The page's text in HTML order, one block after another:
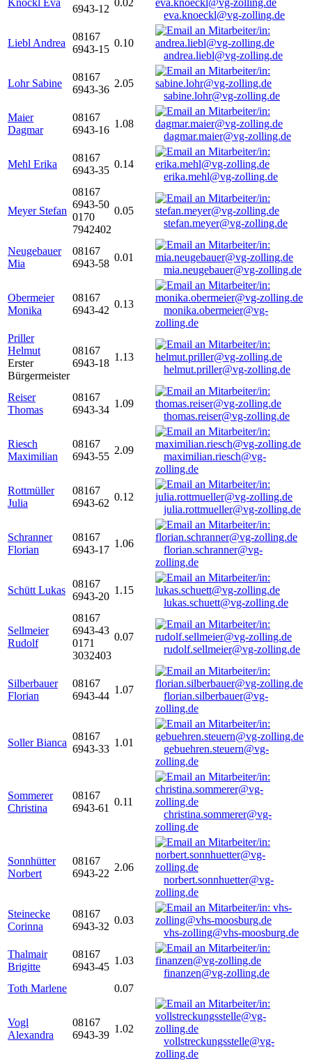
Knöckl Eva
6943-12
0.02
eva.knoeckl@vg-zolling.de
Liebl Andrea
08167
6943-15
0.10
andrea.liebl@vg-zolling.de
Lohr Sabine
08167
6943-36
2.05
sabine.lohr@vg-zolling.de
Maier
Dagmar
08167
6943-16
1.08
dagmar.maier@vg-zolling.de
Mehl Erika
08167
6943-35
0.14
erika.mehl@vg-zolling.de
Meyer Stefan
08167
6943-50
0170
7942402
0.05
stefan.meyer@vg-zolling.de
Neugebauer
Mia
08167
6943-58
0.01
mia.neugebauer@vg-zolling.de
Obermeier
Monika
08167
6943-42
0.13
monika.obermeier@vg-
zolling.de
Priller
Helmut
Erster
Bürgermeister
08167
6943-18
1.13
helmut.priller@vg-zolling.de
Reiser
Thomas
08167
6943-34
1.09
thomas.reiser@vg-zolling.de
Riesch
Maximilian
08167
6943-55
2.09
maximilian.riesch@vg-
zolling.de
Rottmüller
Julia
08167
6943-62
0.12
julia.rottmueller@vg-zolling.de
Schranner
Florian
08167
6943-17
1.06
florian.schranner@vg-
zolling.de
Schütt Lukas
08167
6943-20
1.15
lukas.schuett@vg-zolling.de
Sellmeier
Rudolf
08167
6943-43
0171
3032403
0.07
rudolf.sellmeier@vg-zolling.de
Silberbauer
Florian
08167
6943-44
1.07
florian.silberbauer@vg-
zolling.de
Soller Bianca
08167
6943-33
1.01
gebuehren.steuern@vg-
zolling.de
Sommerer
Christina
08167
6943-61
0.11
christina.sommerer@vg-
zolling.de
Sonnhütter
Norbert
08167
6943-22
2.06
norbert.sonnhuetter@vg-
zolling.de
Steinecke
Corinna
08167
6943-32
0.03
vhs-zolling@vhs-moosburg.de
Thalmair
Brigitte
08167
6943-45
1.03
finanzen@vg-zolling.de
Toth Marlene
0.07
Vogl
Alexandra
08167
6943-39
1.02
vollstreckungsstelle@vg-
zolling.de